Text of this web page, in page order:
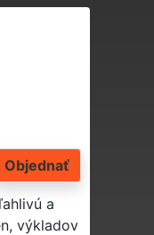
Objednať
a
výkladov